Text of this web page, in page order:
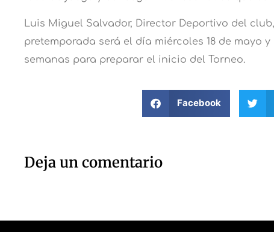
Luis Miguel Salvador, Director Deportivo del
pretemporada será el día miércoles 18 de mayo
semanas para preparar el inicio del Torneo.
Facebook
Deja un comentario